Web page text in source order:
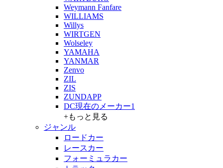
Weymann Fanfare
WILLIAMS
Willys
WIRTGEN
Wolseley
YAMAHA
YANMAR
Zenvo
ZIL
ZIS
ZUNDAPP
DC現在のメーカー1
+もっと見る
ジャンル
ロードカー
レースカー
フォーミュラカー